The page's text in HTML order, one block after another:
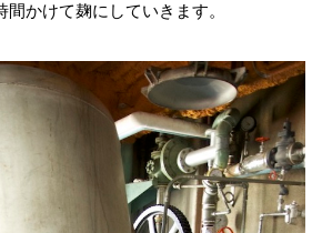
かけて麹にしていきます。